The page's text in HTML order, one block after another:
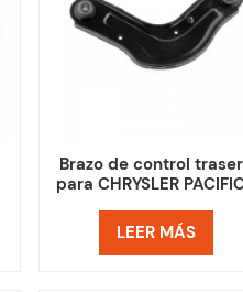
Brazo de control
para CHRYSLER
LEER MÁS